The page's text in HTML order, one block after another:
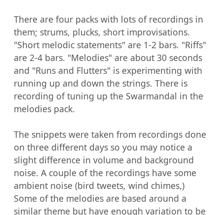
There are four packs with lots of recordings in
them; strums, plucks, short improvisations.
"Short melodic statements" are 1-2 bars. "Riffs"
are 2-4 bars. "Melodies" are about 30 seconds
and "Runs and Flutters" is experimenting with
running up and down the strings. There is
recording of tuning up the Swarmandal in the
melodies pack.
The snippets were taken from recordings done
on three different days so you may notice a
slight difference in volume and background
noise. A couple of the recordings have some
ambient noise (bird tweets, wind chimes,)
Some of the melodies are based around a
similar theme but have enough variation to be